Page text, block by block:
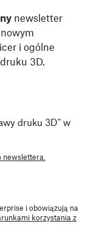
newsletter
i ogólne
3D.
druku 3D" w
i obowiązują na
korzystania z